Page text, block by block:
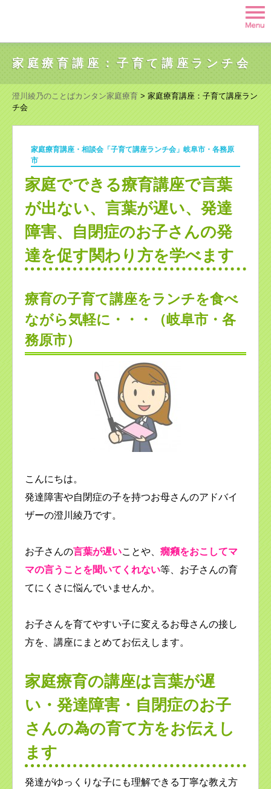
家庭療育講座：子育て講座ランチ会
澄川綾乃のことばカンタン家庭療育 > 家庭療育講座：子育て講座ラン
チ会
家庭療育講座・相談会「子育て講座ランチ会」岐阜市・各務原
市
家庭でできる療育講座で言葉
が出ない、言葉が遅い、発達
障害、自閉症のお子さんの発
達を促す関わり方を学べます
療育の子育て講座をランチを食べ
ながら気軽に・・・（岐阜市・各
務原市）
こんにちは。
発達障害や自閉症の子を持つお母さんのアドバイ
ザーの澄川綾乃です。
お子さんの言葉が遅いことや、 癇癪をおこしてマ
マの言うことを聞いてくれない等、お子さんの育
てにくさに悩んでいませんか。
お子さんを育てやすい子に変えるお母さんの接し
方を、講座にまとめてお伝えします。
家庭療育の講座は言葉が遅
い・発達障害・自閉症のお子
さんの為の育て方をお伝えし
ます
発達がゆっくりな子にも理解できる丁寧な教え方